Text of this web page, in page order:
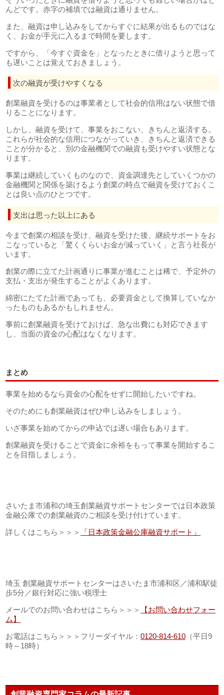
んどです。赤字の補填では融資は通りません。
また、融資は申し込みをしてからすぐに結果が出るものではな
く、お金が手元に入るまで時間を要します。
ですから、「今すぐ資金を」となったときに借りようと思って
も遅いことは覚えておきましょう。
次の融資が受けやすくなる
創業融資を受けるのは事業者として社会的信用はない状態で借
りることになります。
しかし、融資を受けて、事業をおこない、きちんと返済する。
これらが社会的な信用につながっていき、きちんと返済できる
ことが分かると、別の金融機関での融資も受けやすい状態とな
ります。
事業は継続していくものなので、資金調達先としていくつかの
金融機関と関係を築けるよう創業の時点で融資を受けておくこ
とは良い点のひとつです。
支出は思った以上にある
今まで創業の相談を受け、融資を受けた後、継続サポートをお
こなっていると「驚くくらいお金が減っていく」と言う社長が
います。
創業の際に立てた計画通りに事業が進むことは稀で、予定外の
支払・支出が発生することがよくあります。
綿密にたてた計画であっても、必要資金として換算していなか
ったものもあるかもしれません。
事前に創業融資を受けておけば、急な出費にも対応できます
し、当面の資金の心配はなくなります。
まとめ
事業を始めるなら資金の心配をせずに開始したいですね。
そのためにも創業融資はぜひ申し込みをしましょう。
いざ事業を始めてからの申込では遅い場合もあります。
創業融資を受けることで資金に余裕をもって事業を開始するこ
とを目指しましょう。
さいたま市浦和の埼玉創業融資サポートセンターでは日本政策
金融公庫での創業融資のご相談を受け付けています。
詳しくはこちら＞＞＞
「日本政策金融公庫融資サポート」
埼玉 創業融資サポートセンターはさいたま市浦和区／浦和駅徒
歩5分／銀行対応に強い税理士
メールでのお問い合わせはこちら＞＞＞
【お問い合わせフォー
ム】
お電話はこちら＞＞＞フリーダイヤル：0120-814-610 （平日9
時～18時）